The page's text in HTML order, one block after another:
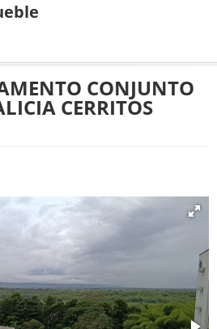
CONJUNTO
CERRITOS